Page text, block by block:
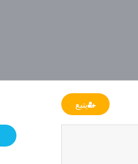
يتبع